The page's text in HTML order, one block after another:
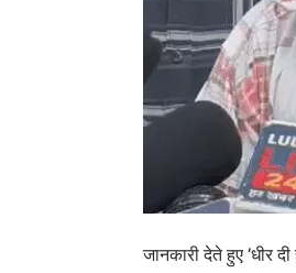
जानकारी देते हुए ‘धीर